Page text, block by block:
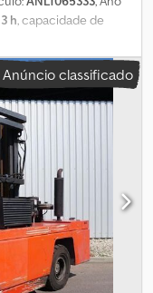
3 h, capacidade de
mastro:simplex,
do garfo:
3 950 mm
1 950 mm
, - Veículo:
auxiliar simples -
faróis de trabalho
traseiros - Giroflex
traseiro: BlueSpot
1450 mm - Pedal
de entrada: 250
Anúncio classificado